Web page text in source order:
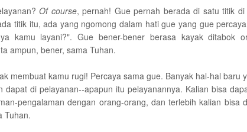
Of course, pernah! Gue pernah berada di satu titik
titik itu, ada yang ngomong dalam hati gue yang gue
kamu layani?". Gue bener-bener berasa kayak ditabok
ampun, bener, sama Tuhan.
membuat kamu rugi! Percaya sama gue. Banyak hal-hal baru
dapat di pelayanan--apapun itu pelayanannya. Kalian bisa
pengalaman dengan orang-orang, dan terlebih kalian bisa
Tuhan.